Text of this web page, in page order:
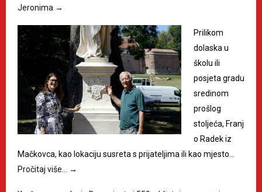
Jeronima →
Prilikom
dolaska u
školu ili
posjeta gradu
sredinom
prošlog
stoljeća, Franj
o Radek iz
Mačkovca, kao lokaciju susreta s prijateljima ili kao mjesto…
Pročitaj više…
→